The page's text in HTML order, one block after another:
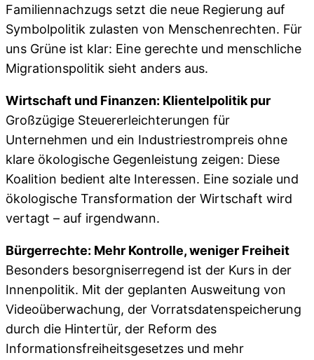
Familiennachzugs setzt die neue Regierung auf
Symbolpolitik zulasten von Menschenrechten. Für
uns Grüne ist klar: Eine gerechte und menschliche
Migrationspolitik sieht anders aus.
Wirtschaft und Finanzen: Klientelpolitik pur
Großzügige Steuererleichterungen für
Unternehmen und ein Industriestrompreis ohne
klare ökologische Gegenleistung zeigen: Diese
Koalition bedient alte Interessen. Eine soziale und
ökologische Transformation der Wirtschaft wird
vertagt – auf irgendwann.
Bürgerrechte: Mehr Kontrolle, weniger Freiheit
Besonders besorgniserregend ist der Kurs in der
Innenpolitik. Mit der geplanten Ausweitung von
Videoüberwachung, der Vorratsdatenspeicherung
durch die Hintertür, der Reform des
Informationsfreiheitsgesetzes und mehr